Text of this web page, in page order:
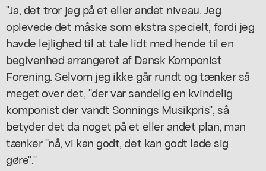
"Ja, det tror jeg på et eller andet niveau. Jeg
oplevede det måske som ekstra specielt, fordi jeg
havde lejlighed til at tale lidt med hende til en
begivenhed arrangeret af Dansk Komponist
Forening. Selvom jeg ikke går rundt og tænker så
meget over det, "der var sandelig en kvindelig
komponist der vandt Sonnings Musikpris", så
betyder det da noget på et eller andet plan, man
tænker "nå, vi kangodt, det kan godt lade sig
gøre"."